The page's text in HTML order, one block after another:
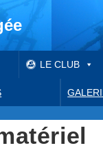
LE CLUB